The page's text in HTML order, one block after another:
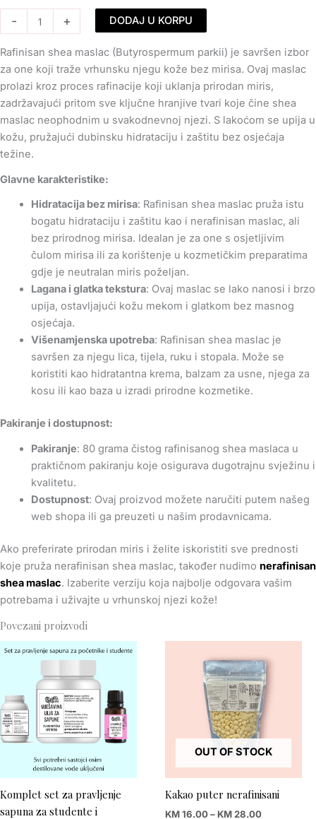
-
puter
rafinisan
gr
količina
+ DODAJ U KORPU
Rafinisan shea maslac (Butyrospermum parkii) je savršen izbor
za one koji traže vrhunsku njegu kože bez mirisa. Ovaj maslac
prolazi kroz proces rafinacije koji uklanja prirodan miris,
zadržavajući pritom sve ključne hranjive tvari koje čine shea
maslac neophodnim u svakodnevnoj njezi. S lakoćom se upija u
kožu, pružajući dubinsku hidrataciju i zaštitu bez osjećaja
težine.
Glavne karakteristike:
Hidratacija bez mirisa: Rafinisan shea maslac pruža istu
bogatu hidrataciju i zaštitu kao i nerafinisan maslac, ali
bez prirodnog mirisa. Idealan je za one s osjetljivim
čulom mirisa ili za korištenje u kozmetičkim preparatima
gdje je neutralan miris poželjan.
Lagana i glatka tekstura: Ovaj maslac se lako nanosi i brzo
upija, ostavljajući kožu mekom i glatkom bez masnog
osjećaja.
Višenamjenska upotreba: Rafinisan shea maslac je
savršen za njegu lica, tijela, ruku i stopala. Može se
koristiti kao hidratantna krema, balzam za usne, njega za
kosu ili kao baza u izradi prirodne kozmetike.
Pakiranje i dostupnost:
Pakiranje: 80 grama čistog rafinisanog shea maslaca u
praktičnom pakiranju koje osigurava dugotrajnu svježinu i
kvalitetu.
Dostupnost: Ovaj proizvod možete naručiti putem našeg
web shopa ili ga preuzeti u našim prodavnicama.
Ako preferirate prirodan miris i želite iskoristiti sve prednosti
koje pruža nerafinisan shea maslac, također nudimo nerafinisan
shea maslac. Izaberite verziju koja najbolje odgovara vašim
potrebama i uživajte u vrhunskoj njezi kože!
Povezani proizvodi
Komplet set za pravljenje
sapuna za studente i
OUT OF STOCK
Kakao puter nerafinisani
KM16.00– KM28.00
range:
KM 16.00
through
KM 28.00